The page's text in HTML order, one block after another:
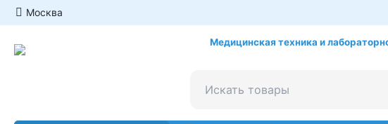
Москва
Медицинская техника и